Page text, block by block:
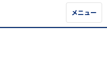
メニュー
メニュー